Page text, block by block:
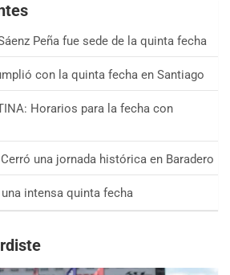
Peña fue sede de la quinta fecha
con la quinta fecha en Santiago
Horarios para la fecha con
Cerró una jornada histórica en Baradero
intensa quinta fecha